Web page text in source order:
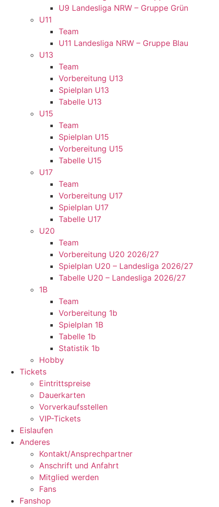
U9 Landesliga NRW – Gruppe Grün
U11
Team
U11 Landesliga NRW – Gruppe Blau
U13
Team
Vorbereitung U13
Spielplan U13
Tabelle U13
U15
Team
Spielplan U15
Vorbereitung U15
Tabelle U15
U17
Team
Vorbereitung U17
Spielplan U17
Tabelle U17
U20
Team
Vorbereitung U20 2026/27
Spielplan U20 – Landesliga 2026/27
Tabelle U20 – Landesliga 2026/27
1B
Team
Vorbereitung 1b
Spielplan 1B
Tabelle 1b
Statistik 1b
Hobby
Tickets
Eintrittspreise
Dauerkarten
Vorverkaufsstellen
VIP-Tickets
Eislaufen
Anderes
Kontakt/Ansprechpartner
Anschrift und Anfahrt
Mitglied werden
Fans
Fanshop